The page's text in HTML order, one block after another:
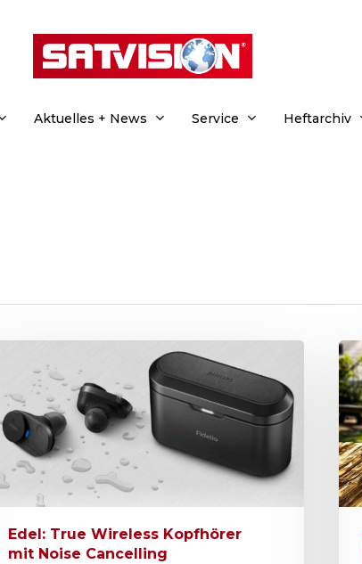
Aktuelles + News Service Heftarchiv
Edel: True Wireless Kopfhörer
mit Noise Cancelling